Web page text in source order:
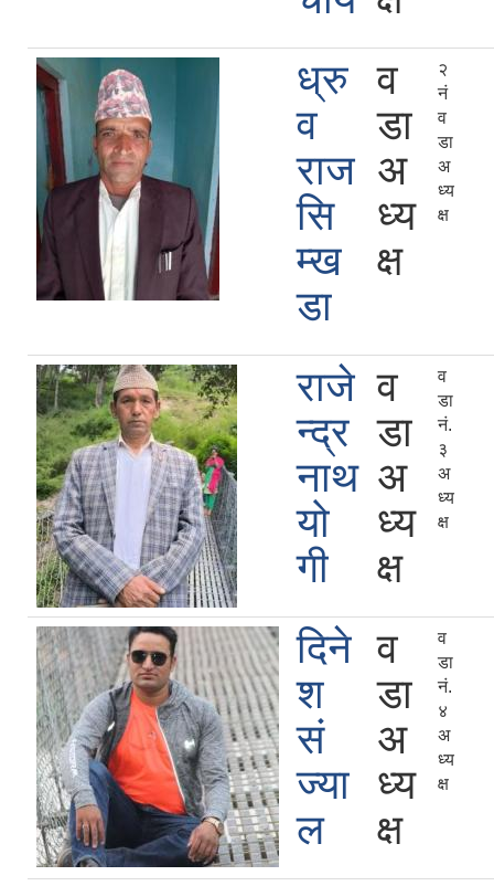
ध्रु
व
राज
सि
म्ख
डा
व
डा
अ
ध्य
क्ष
२
नं
व
डा
अ
ध्य
क्ष
राजे
न्द्र
नाथ
यो
गी
व
डा
अ
ध्य
क्ष
व
डा
नं.
३
अ
ध्य
क्ष
दिने
श
सं
ज्या
ल
व
डा
अ
ध्य
क्ष
व
डा
नं.
४
अ
ध्य
क्ष